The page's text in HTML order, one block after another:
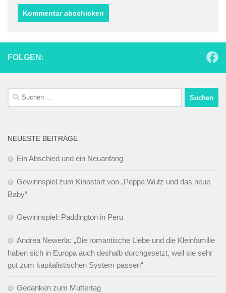
FOLGEN:
Suchen
nach:
NEUESTE BEITRÄGE
Ein Abschied und ein Neuanfang
Gewinnspiel zum Kinostart von „Peppa Wutz und das neue
Baby“
Gewinnspiel: Paddington in Peru
Andrea Newerla: „Die romantische Liebe und die Kleinfamilie
haben sich in Europa auch deshalb durchgesetzt, weil sie sehr
gut zum kapitalistischen System passen“
Gedanken zum Muttertag